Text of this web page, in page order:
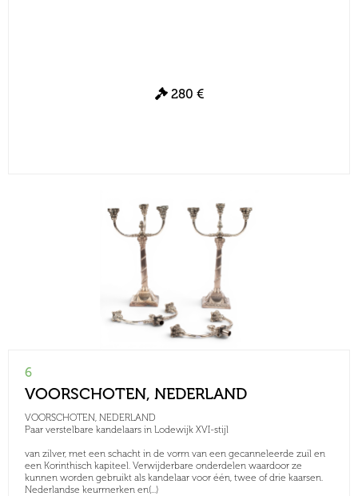
280 €
6
VOORSCHOTEN, NEDERLAND
VOORSCHOTEN, NEDERLAND
Paar verstelbare kandelaars in Lodewijk XVI-stijl
van zilver, met een schacht in de vorm van een gecanneleerde zuil en
een Korinthisch kapiteel. Verwijderbare onderdelen waardoor ze
kunnen worden gebruikt als kandelaar voor één, twee of drie kaarsen.
Nederlandse keurmerken en(...)